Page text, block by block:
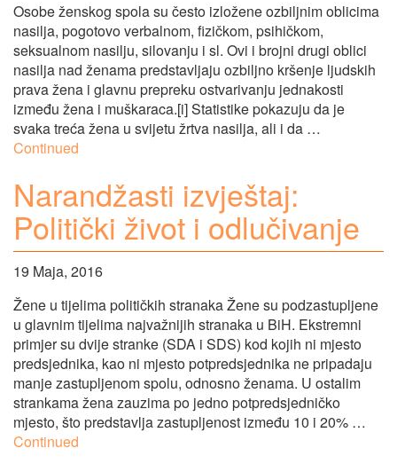
Osobe ženskog spola su često izložene ozbiljnim oblicima
nasilja, pogotovo verbalnom, fizičkom, psihičkom,
seksualnom nasilju, silovanju i sl. Ovi i brojni drugi oblici
nasilja nad ženama predstavljaju ozbiljno kršenje ljudskih
prava žena i glavnu prepreku ostvarivanju jednakosti
između žena i muškaraca.[i] Statistike pokazuju da je
svaka treća žena u svijetu žrtva nasilja, ali i da …
Continued
Narandžasti izvještaj:
Politički život i odlučivanje
19 Maja, 2016
Žene u tijelima političkih stranaka Žene su podzastupljene
u glavnim tijelima najvažnijih stranaka u BiH. Ekstremni
primjer su dvije stranke (SDA i SDS) kod kojih ni mjesto
predsjednika, kao ni mjesto potpredsjednika ne pripadaju
manje zastupljenom spolu, odnosno ženama. U ostalim
strankama žena zauzima po jedno potpredsjedničko
mjesto, što predstavlja zastupljenost između 10 i 20% …
Continued